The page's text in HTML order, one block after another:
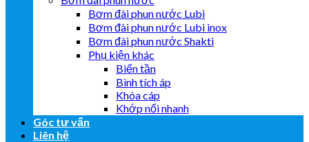
Bơm đài phun nước Lubi
Bơm đài phun nước Lubi inox
Bơm đài phun nước Shakti
Phụ kiện khác
Biến tần
Bình tích áp
Khóa cáp
Khớp nổi nhanh
Góc tư vấn
Liên hệ